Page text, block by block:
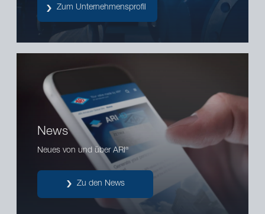
Zum Unternehmensprofil
News
Neues von und über ARI®
Zu den News